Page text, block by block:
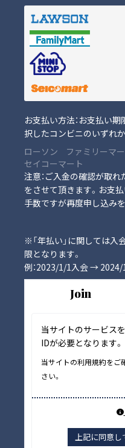
お支払い方法：お支払い
択したコンビニのいずれ
ローソン
ファミリーマ
セイコーマート
注意：ご入金の確認が取
をさせて頂きます。お支
手数ですが再度申し込み
※「年払い」に関しては
限となります。
例：2023/1/1入会 →
Join
当サイトのサービス
IDが必要となります。
当サイトの利用規約をご
さい。
上記に同意